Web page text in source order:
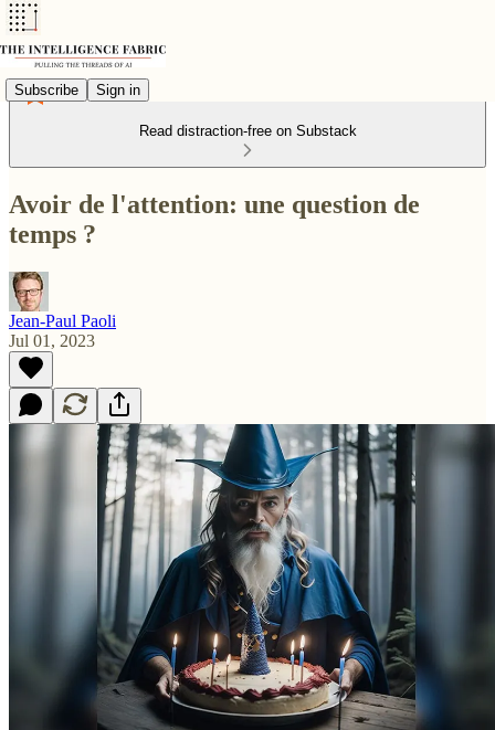
Subscribe Sign in
Read distraction-free on Substack
Avoir de l'attention: une question de
temps ?
Jean-Paul Paoli
Jul 01, 2023